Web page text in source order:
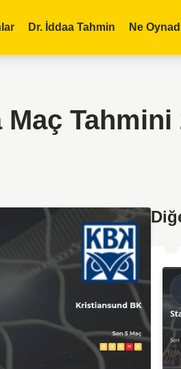
Dr. İddaa Tahmin Ne
Tahmini